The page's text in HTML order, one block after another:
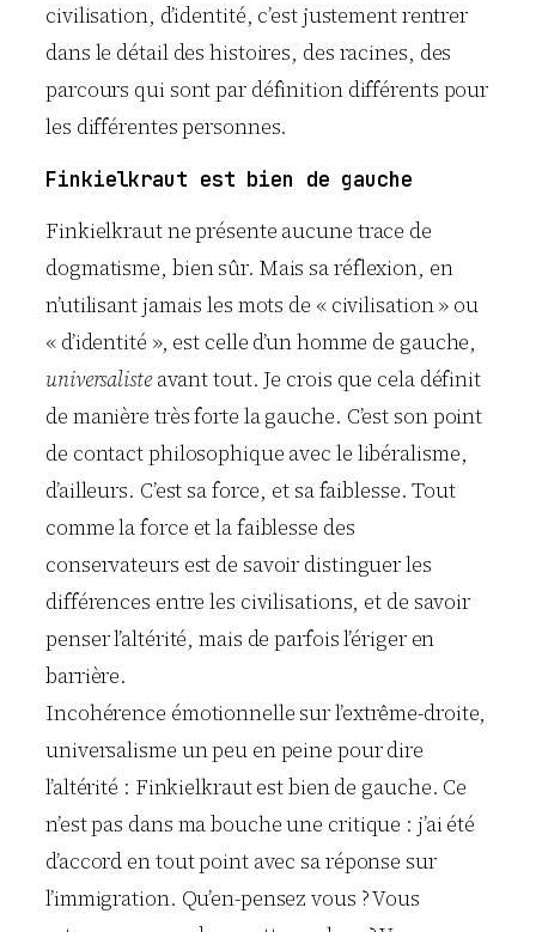
civilisation, d’identité, c’est justement rentrer
dans le détail des histoires, des racines, des
parcours qui sont par définition différents pour
les différentes personnes.
Finkielkraut est bien de gauche
Finkielkraut ne présente aucune trace de
dogmatisme, bien sûr. Mais sa réflexion, en
n’utilisant jamais les mots de « civilisation » ou
« d’identité », est celle d’un homme de gauche,
universalisteavant tout. Je crois que cela définit
de manière très forte la gauche. C’est son point
de contact philosophique avec le libéralisme,
d’ailleurs. C’est sa force, et sa faiblesse. Tout
comme la force et la faiblesse des
conservateurs est de savoir distinguer les
différences entre les civilisations, et de savoir
penser l’altérité, mais de parfois l’ériger en
barrière.
Incohérence émotionnelle sur l’extrême-droite,
universalisme un peu en peine pour dire
l’altérité : Finkielkraut est bien de gauche. Ce
n’est pas dans ma bouche une critique : j’ai été
d’accord en tout point avec sa réponse sur
l’immigration. Qu’en-pensez vous ? Vous